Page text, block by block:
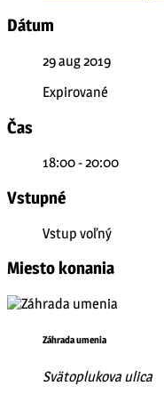
Dátum
29 aug 2019
Expirované
Čas
18:00 - 20:00
Vstupné
Vstup voľný
Miesto konania
Záhrada umenia
Svätoplukova ulica